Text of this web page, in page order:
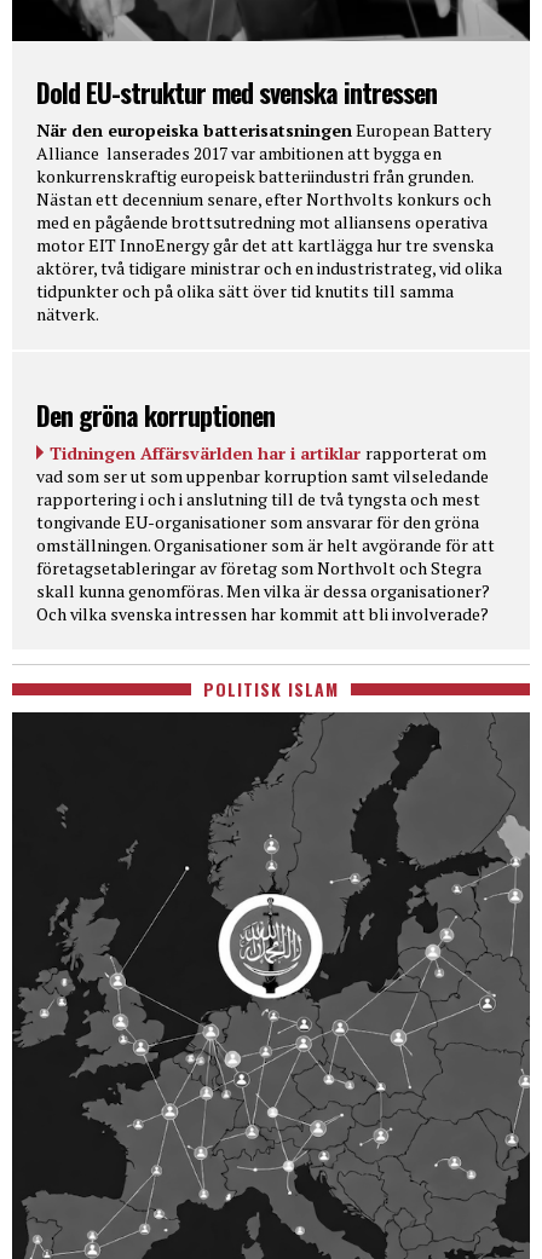
Dold EU-struktur med svenska intressen
När den europeiska batterisatsningenEuropean Battery
Alliance lanserades 2017 var ambitionen att bygga en
konkurrenskraftig europeisk batteriindustri från grunden.
Nästan ett decennium senare, efter Northvolts konkurs och
med en pågående brottsutredning mot alliansens operativa
motor EIT InnoEnergy går det att kartlägga hur tre svenska
aktörer, två tidigare ministrar och en industristrateg, vid olika
tidpunkter och på olika sätt över tid knutits till samma
nätverk.
Den gröna korruptionen
Tidningen Affärsvärlden har i artiklar rapporterat om
vad som ser ut som uppenbar korruption samt vilseledande
rapportering i och i anslutning till de två tyngsta och mest
tongivande EU-organisationer som ansvarar för den gröna
omställningen. Organisationer som är helt avgörande för att
företagsetableringar av företag som Northvolt och Stegra
skall kunna genomföras. Men vilka är dessa organisationer?
Och vilka svenska intressen har kommit att bli involverade?
POLITISK ISLAM